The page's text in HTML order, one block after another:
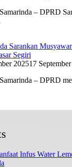
– DPRD
Sarankan
Segiri
202517
– DPRD